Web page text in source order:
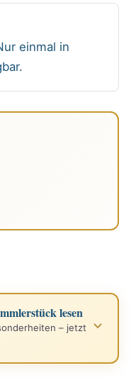
einmal in
lesen
– jetzt